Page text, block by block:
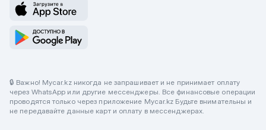
🔒 Важно! Mycar.kz никогда не запрашивает и не принимает оплату
через WhatsApp или другие мессенджеры. Все финансовые операции
проводятся только через приложение Mycar.kz Будьте внимательны и
не передавайте данные карт и оплату в мессенджерах.